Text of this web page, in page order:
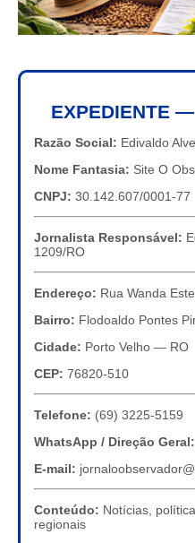
EXPEDIENTE
Razão Social: Edivaldo
Nome Fantasia: Site O
CNPJ: 30.142.607/0001-77
Jornalista Responsável:
1209/RO
Endereço: Rua Wanda
Bairro: Flodoaldo Pontes
Cidade: Porto Velho — RO
CEP: 76820-510
Telefone: (69) 3225-5159
WhatsApp / Direção Geral:
E-mail:
Conteúdo: Notícias,
regionais